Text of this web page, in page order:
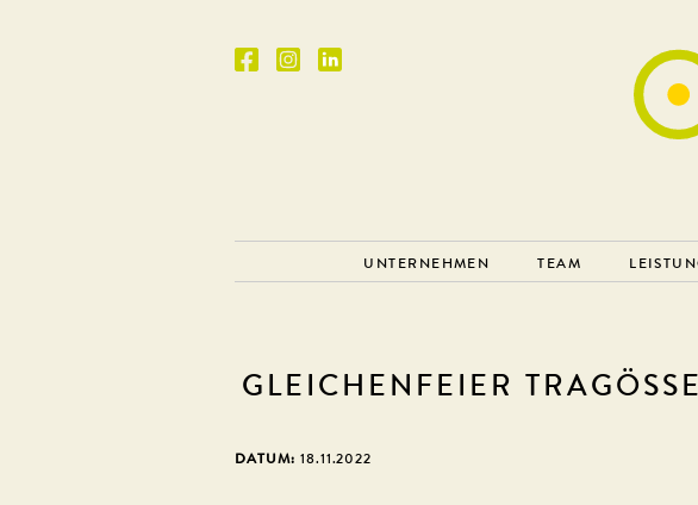
UNTERNEHMEN TEAM
GLEICHENFEIER
DATUM: 18.11.2022